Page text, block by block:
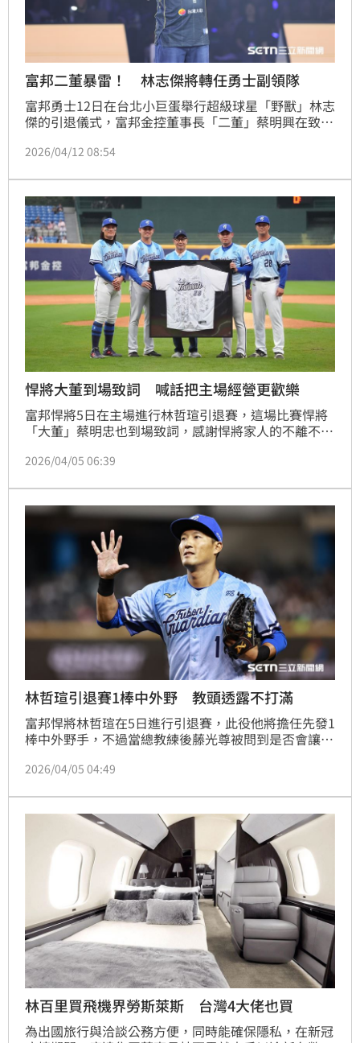
富邦二董暴雷！ 林志傑將轉任勇士副領隊
富邦勇士12日在台北小巨蛋舉行超級球星「野獸」林志
傑的引退儀式，富邦金控董事長「二董」蔡明興在致詞
隊，期待他繼續做好傳承工作。
2026/04/12 08:54
悍將大董到場致詞 喊話把主場經營更歡樂
富邦悍將5日在主場進行林哲瑄引退賽，這場比賽悍將
「大董」蔡明忠也到場致詞，感謝悍將家人的不離不
2026/04/05 06:39
林哲瑄引退賽1棒中外野 教頭透露不打滿
富邦悍將林哲瑄在5日進行引退賽，此役他將擔任先發1
棒中外野手，不過當總教練後藤光尊被問到是否會讓林
會拖累團隊。
2026/04/05 04:49
林百里買飛機界勞斯萊斯 台灣4大佬也買
為出國旅行與洽談公務方便，同時能確保隱私，在新冠